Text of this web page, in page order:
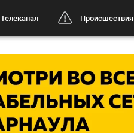
Телеканал Происшествия